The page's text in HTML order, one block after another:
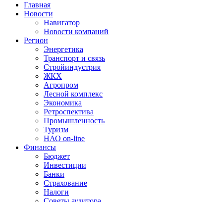
Главная
Новости
Навигатор
Новости компаний
Регион
Энергетика
Транспорт и связь
Стройиндустрия
ЖКХ
Агропром
Лесной комплекс
Экономика
Ретроспектива
Промышленность
Туризм
НАО on-line
Финансы
Бюджет
Инвестиции
Банки
Страхование
Налоги